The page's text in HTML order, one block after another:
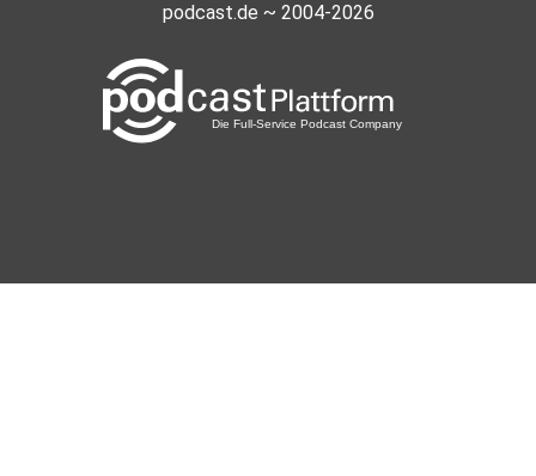
podcast.de ~ 2004-2026